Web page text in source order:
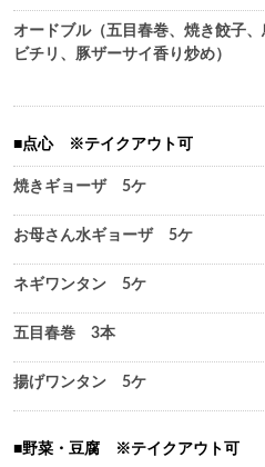
オードブル（五目春巻、焼き餃子
ビチリ、豚ザーサイ香り炒め）
点心 ※テイクアウト可
焼きギョーザ 5ケ
お母さん水ギョーザ 5ケ
ネギワンタン 5ケ
五目春巻 3本
揚げワンタン 5ケ
野菜・豆腐 ※テイクアウト可